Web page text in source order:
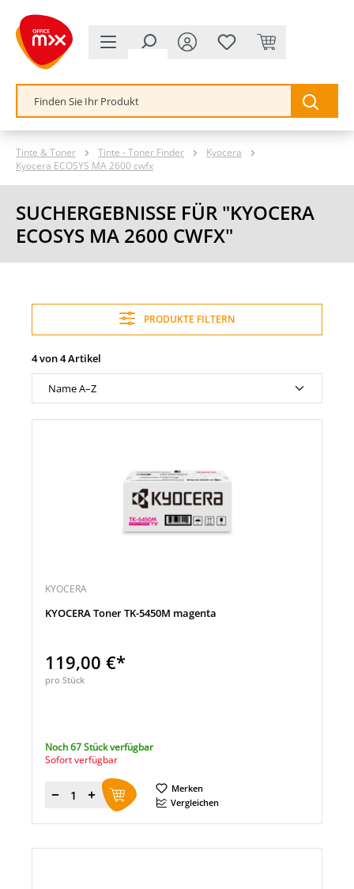
springen
Tinte & Toner Tinte - Toner Finder
Kyocera
Kyocera ECOSYS MA 2600 cwfx
SUCHERGEBNISSE FÜR "KYOCERA
ECOSYS MA 2600 CWFX"
PRODUKTE FILTERN
4 von 4 Artikel
KYOCERA
KYOCERA Toner TK-5450M magenta
119,00 €*
pro Stück
Noch 67 Stück verfügbar
Sofort verfügbar
Menge
Merken
Vergleichen